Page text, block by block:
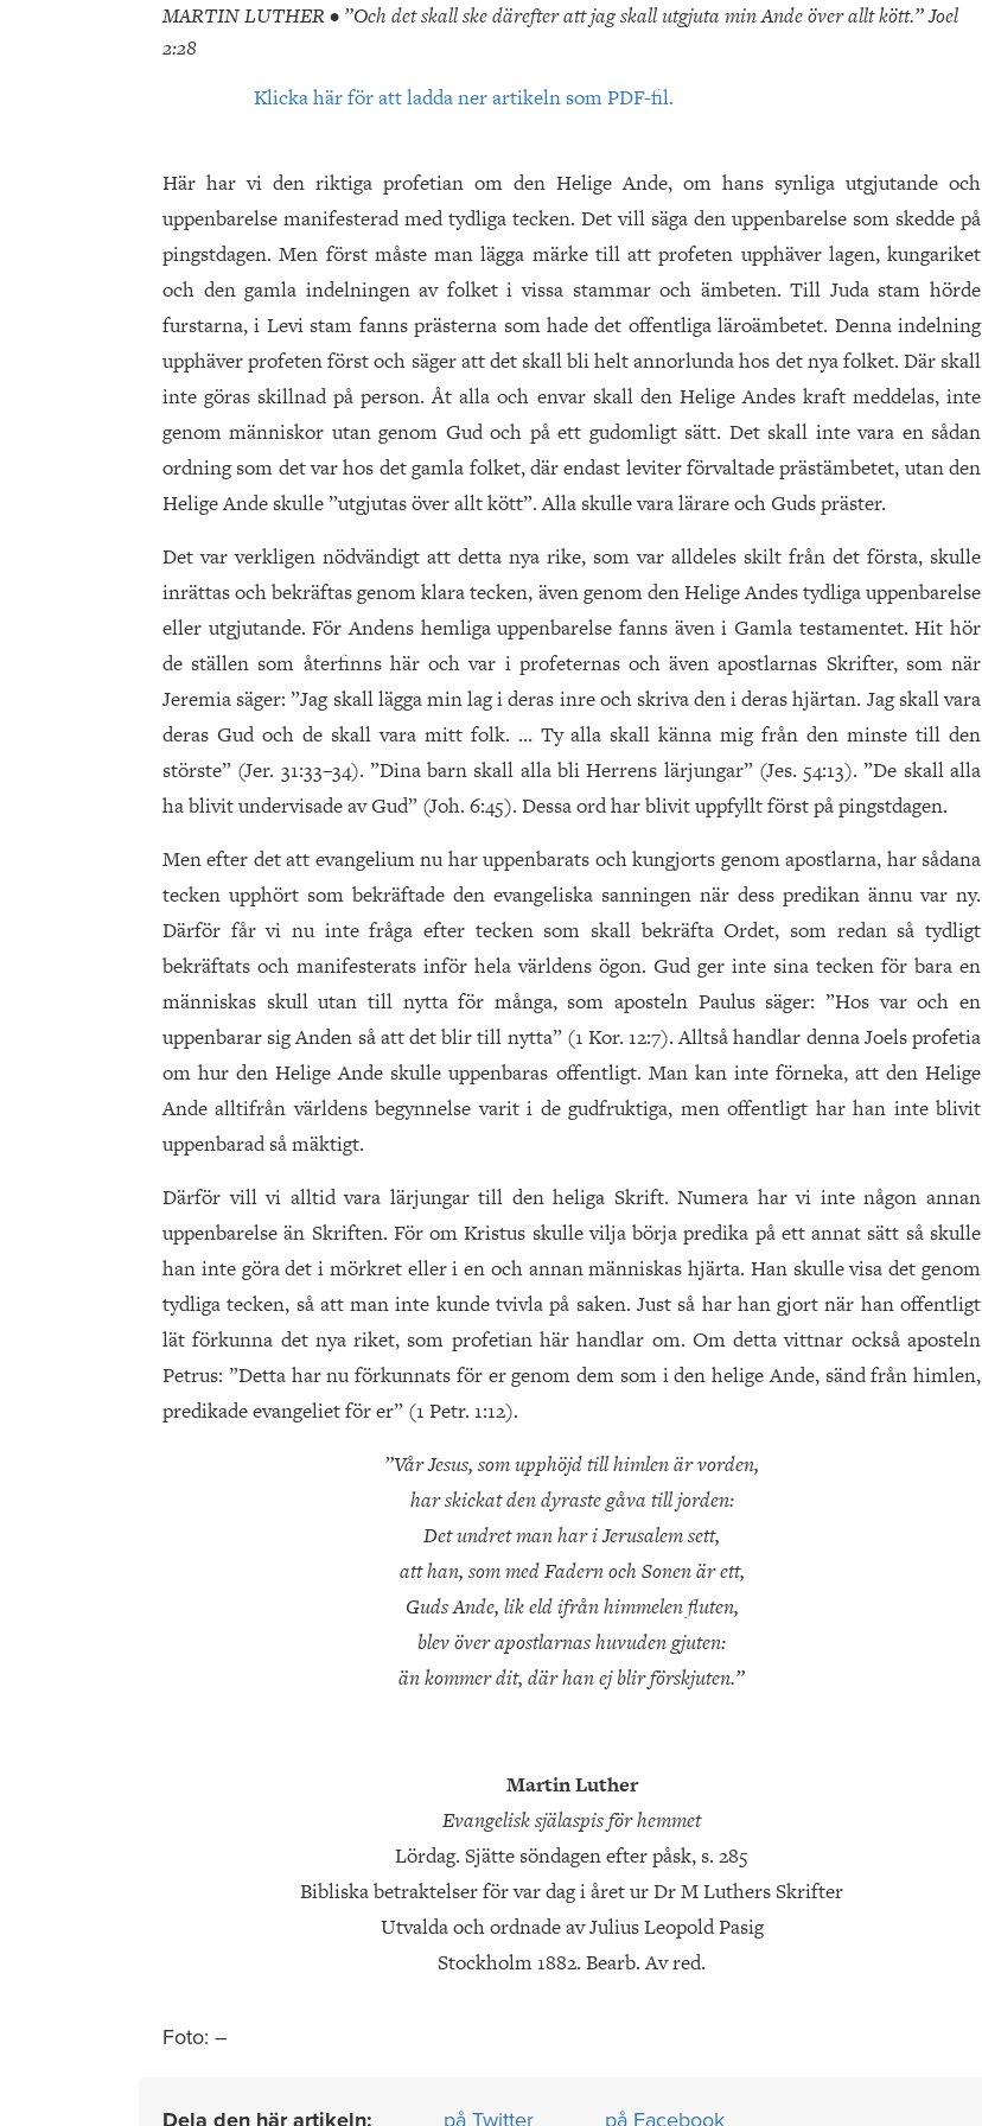
MARTIN LUTHER • ”Och det skall ske därefter att jag skall utgjuta min Ande över allt kött.” Joel
2:28
Klicka här för att ladda ner artikeln som PDF-fil.
Här har vi den riktiga profetian om den Helige Ande, om hans synliga utgjutande och
uppenbarelse manifesterad med tydliga tecken. Det vill säga den uppenbarelse som skedde på
pingstdagen. Men först måste man lägga märke till att profeten upphäver lagen, kungariket
och den gamla indelningen av folket i vissa stammar och ämbeten. Till Juda stam hörde
furstarna, i Levi stam fanns prästerna som hade det offentliga läroämbetet. Denna indelning
upphäver profeten först och säger att det skall bli helt annorlunda hos det nya folket. Där skall
inte göras skillnad på person. Åt alla och envar skall den Helige Andes kraft meddelas, inte
genom människor utan genom Gud och på ett gudomligt sätt. Det skall inte vara en sådan
ordning som det var hos det gamla folket, där endast leviter förvaltade prästämbetet, utan den
Helige Ande skulle ”utgjutas över allt kött”. Alla skulle vara lärare och Guds präster.
Det var verkligen nödvändigt att detta nya rike, som var alldeles skilt från det första, skulle
inrättas och bekräftas genom klara tecken, även genom den Helige Andes tydliga uppenbarelse
eller utgjutande. För Andens hemliga uppenbarelse fanns även i Gamla testamentet. Hit hör
de ställen som återfinns här och var i profeternas och även apostlarnas Skrifter, som när
Jeremia säger: ”Jag skall lägga min lag i deras inre och skriva den i deras hjärtan. Jag skall vara
deras Gud och de skall vara mitt folk. … Ty alla skall känna mig från den minste till den
störste” (Jer. 31:33–34). ”Dina barn skall alla bli Herrens lärjungar” (Jes. 54:13). ”De skall alla
ha blivit undervisade av Gud” (Joh. 6:45). Dessa ord har blivit uppfyllt först på pingstdagen.
Men efter det att evangelium nu har uppenbarats och kungjorts genom apostlarna, har sådana
tecken upphört som bekräftade den evangeliska sanningen när dess predikan ännu var ny.
Därför får vi nu inte fråga efter tecken som skall bekräfta Ordet, som redan så tydligt
bekräftats och manifesterats inför hela världens ögon. Gud ger inte sina tecken för bara en
människas skull utan till nytta för många, som aposteln Paulus säger: ”Hos var och en
uppenbarar sig Anden så att det blir till nytta” (1 Kor. 12:7). Alltså handlar denna Joels profetia
om hur den Helige Ande skulle uppenbaras offentligt. Man kan inte förneka, att den Helige
Ande alltifrån världens begynnelse varit i de gudfruktiga, men offentligt har han inte blivit
uppenbarad så mäktigt.
Därför vill vi alltid vara lärjungar till den heliga Skrift. Numera har vi inte någon annan
uppenbarelse än Skriften. För om Kristus skulle vilja börja predika på ett annat sätt så skulle
han inte göra det i mörkret eller i en och annan människas hjärta. Han skulle visa det genom
tydliga tecken, så att man inte kunde tvivla på saken. Just så har han gjort när han offentligt
lät förkunna det nya riket, som profetian här handlar om. Om detta vittnar också aposteln
Petrus: ”Detta har nu förkunnats för er genom dem som i den helige Ande, sänd från himlen,
predikade evangeliet för er” (1 Petr. 1:12).
”Vår Jesus, som upphöjd till himlen är vorden,
har skickat den dyraste gåva till jorden:
Det undret man har i Jerusalem sett,
att han, som med Fadern och Sonen är ett,
Guds Ande, lik eld ifrån himmelen fluten,
blev över apostlarnas huvuden gjuten:
än kommer dit, där han ej blir förskjuten.”
Martin Luther
Evangelisk själaspis för hemmet
Lördag. Sjätte söndagen efter påsk, s. 285
Bibliska betraktelser för var dag i året ur Dr M Luthers Skrifter
Utvalda och ordnade av Julius Leopold Pasig
Stockholm 1882. Bearb. Av red.
Foto: –
Dela den här artikeln: på Twitter på Facebook